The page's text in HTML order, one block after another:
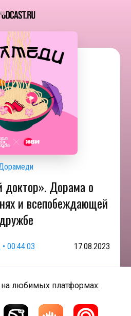
Дорама о
и всепобеждающей
дружбе
• 00:44:03 17.08.2023
любимых платформах: